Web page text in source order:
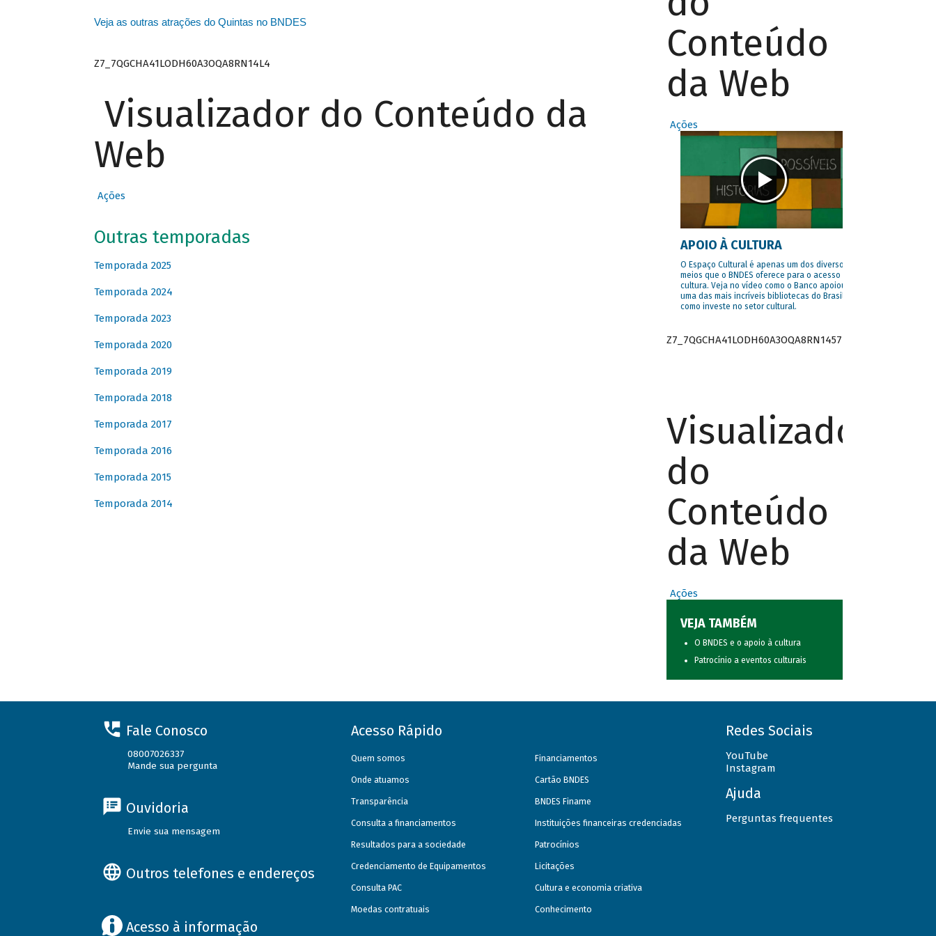
Veja as outras atrações do Quintas no BNDES
Z7_7QGCHA41LODH60A3OQA8RN14L4
Visualizador do Conteúdo da
Web
Ações
Outras temporadas
Temporada 2025
Temporada 2024
Temporada 2023
Temporada 2020
Temporada 2019
Temporada 2018
Temporada 2017
Temporada 2016
Temporada 2015
Temporada 2014
Conteúdo
da Web
Ações
APOIO À CULTURA
O Espaço Cultural é apenas um dos diversos
meios que o BNDES oferece para o acesso à
cultura. Veja no vídeo como o Banco apoiou
uma das mais incríveis bibliotecas do Brasil e
como investe no setor cultural.
Z7_7QGCHA41LODH60A3OQA8RN1457
Visualizador
do
Conteúdo
da Web
Ações
VEJA TAMBÉM
O BNDES e o apoio à cultura
Patrocínio a eventos culturais
Fale Conosco
08007026337
Mande sua pergunta
Ouvidoria
Envie sua mensagem
Outros telefones e endereços
Acesso à informação
Acesso Rápido
Quem somos
Onde atuamos
Transparência
Consulta a financiamentos
Resultados para a sociedade
Credenciamento de Equipamentos
Consulta PAC
Moedas contratuais
Financiamentos
Cartão BNDES
BNDES Finame
Instituições financeiras credenciadas
Patrocínios
Licitações
Cultura e economia criativa
Conhecimento
Redes Sociais
YouTube
Instagram
Ajuda
Perguntas frequentes